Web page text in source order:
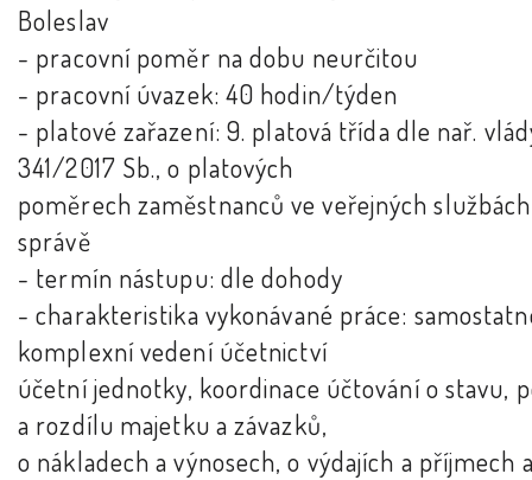
Boleslav
- pracovní poměr na dobu neurčitou
- pracovní úvazek: 40 hodin/týden
- platové zařazení: 9. platová třída dle nař.
341/2017 Sb., o platových
poměrech zaměstnanců ve veřejných
správě
- termín nástupu: dle dohody
- charakteristika vykonávané práce:
komplexní vedení účetnictví
účetní jednotky, koordinace účtování o stavu,
a rozdílu majetku a závazků,
o nákladech a výnosech, o výdajích a příjmech